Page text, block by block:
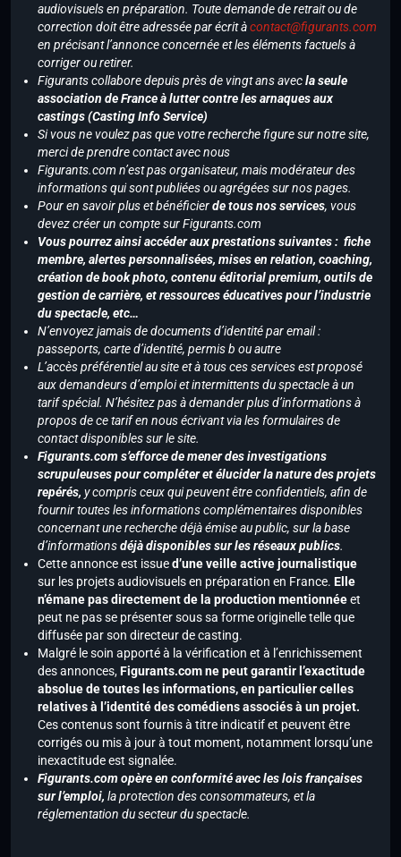
audiovisuels en préparation. Toute demande de retrait ou de
correction doit être adressée par écrit àcontact@figurants.com
en précisant l’annonce concernée et les éléments factuels à
corriger ou retirer.
Figurants collabore depuis près de vingt ans avecla seule
association de France à lutter contre les arnaques aux
castings (Casting Info Service)
Si vous ne voulez pas que votre recherche figure sur notre site,
merci de prendre contact avec nous
Figurants.com n’est pas organisateur, mais modérateur des
informations qui sont publiées ou agrégées sur nos pages.
Pour en savoir plus et bénéficierde tous nos services, vous
devez créer un compte sur Figurants.com
Vous pourrez ainsi accéder aux prestations suivantes : fiche
membre, alertes personnalisées, mises en relation, coaching,
création de book photo, contenu éditorial premium, outils de
gestion de carrière, et ressources éducatives pour l’industrie
du spectacle, etc…
N’envoyez jamais de documents d’identité par email :
passeports, carte d’identité, permis b ou autre
L’accès préférentiel au site et à tous ces services est proposé
aux demandeurs d’emploi et intermittents du spectacle à un
tarif spécial. N’hésitez pas à demander plus d’informations à
propos de ce tarif en nous écrivant via les formulaires de
contact disponibles sur le site.
Figurants.com s’efforce de mener des investigations
scrupuleuses pour compléter et élucider la nature des projets
repérés, y compris ceux qui peuvent être confidentiels, afin de
fournir toutes les informations complémentaires disponibles
concernant une recherche déjà émise au public, sur la base
d’informationsdéjà disponibles sur les réseaux publics.
Cette annonce est issued’une veille active journalistique
sur les projets audiovisuels en préparation en France. Elle
n’émane pas directement de la production mentionnéeet
peut ne pas se présenter sous sa forme originelle telle que
diffusée par son directeur de casting.
Malgré le soin apporté à la vérification et à l’enrichissement
des annonces,Figurants.com ne peut garantir l’exactitude
absolue de toutes les informations, en particulier celles
relatives à l’identité des comédiens associés à un projet.
Ces contenus sont fournis à titre indicatif et peuvent être
corrigés ou mis à jour à tout moment, notamment lorsqu’une
inexactitude est signalée.
Figurants.com opère en conformité avec les lois françaises
sur l’emploi, la protection des consommateurs, et la
réglementation du secteur du spectacle.